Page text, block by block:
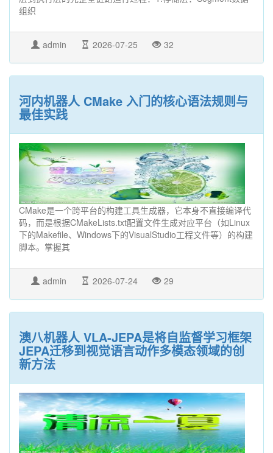
组织
admin 2026-07-25 32
河内机器人 CMake 入门的核心语法规则与
最佳实践
CMake是一个跨平台的构建工具生成器，它本身不直接编译代
码，而是根据CMakeLists.txt配置文件生成对应平台（如Linux
下的Makefile、Windows下的VisualStudio工程文件等）的构建
脚本。掌握其
admin 2026-07-24 29
澳八机器人 VLA-JEPA是将自监督学习框架
JEPA迁移到视觉语言动作多模态领域的创
新方法